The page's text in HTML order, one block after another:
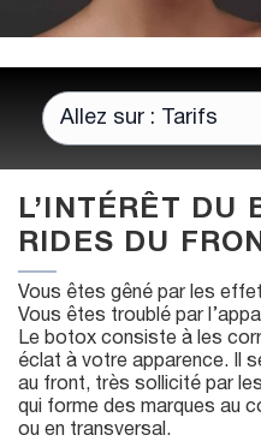
L’INTÉRÊT DU
RIDES DU
Vous êtes gêné par les
Vous êtes troublé par
Le botox consiste à les
éclat à votre apparence. Il
au front, très sollicité par
qui forme des marques au
ou en transversal.